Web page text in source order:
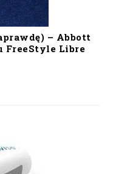
– Abbott
FreeStyle Libre